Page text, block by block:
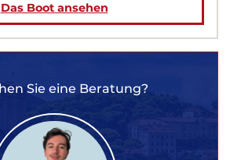
Das Boot ansehen
Sie eine Beratung?